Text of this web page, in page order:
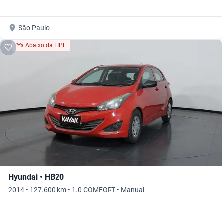
São Paulo
Abaixo da FIPE
Hyundai • HB20
2014 • 127.600 km • 1.0 COMFORT • Manual